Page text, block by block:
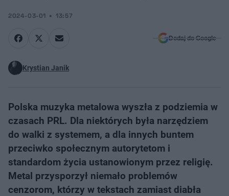
2024-03-01 13:57
Dodaj do Google
Krystian Janik
Polska muzyka metalowa wyszła z podziemia w
czasach PRL. Dla niektórych była narzędziem
do walki z systemem, a dla innych buntem
przeciwko społecznym autorytetom i
standardom życia ustanowionym przez religię.
Metal przysporzył niemało problemów
cenzorom, którzy w tekstach zamiast diabła